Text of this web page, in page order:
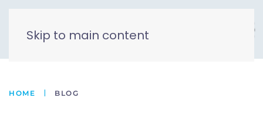
Skip to main content
HOME BLOG